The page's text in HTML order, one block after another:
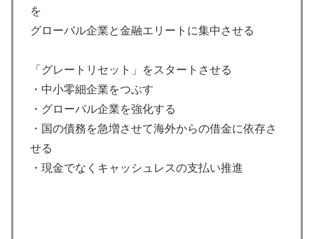
を
グローバル企業と金融エリートに集中させる
「グレートリセット」をスタートさせる
・中小零細企業をつぶす
・グローバル企業を強化する
・国の債務を急増させて海外からの借金に依存さ
せる
・現金でなくキャッシュレスの支払い推進